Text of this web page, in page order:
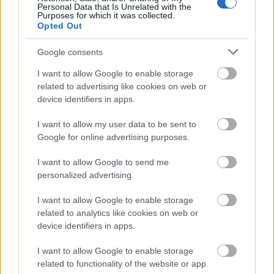
Personal Data that Is Unrelated with the
Purposes for which it was collected.
Opted Out
Google consents
I want to allow Google to enable storage
related to advertising like cookies on web or
device identifiers in apps.
I want to allow my user data to be sent to
Google for online advertising purposes.
I want to allow Google to send me
personalized advertising.
I want to allow Google to enable storage
related to analytics like cookies on web or
device identifiers in apps.
I want to allow Google to enable storage
related to functionality of the website or app.
tarmen. Dette kan hjælpe med at forhindre
fordøjelsesproblemer og holde tarmen i balance.
At spise macadamianødder kan virkelig gavne din
tarmsundhed. De smager godt og giver din krop
vigtige næringsstoffer. Disse næringsstoffer hjælper
din krop med at fungere korrekt.
Potentielle kræftbekæmpende
egenskaber
opmærksomhed for deres mulige rolle i
bekæmpelsen af kræft. De indeholder tocotrienoler,
en type E-vitamin. Tocotrienoler er kendt for deres
antioxidante egenskaber, som kan beskytte celler
mod skader, der kan føre til kræft. Undersøgelser
tyder på, at tocotrienoler kan bremse væksten af